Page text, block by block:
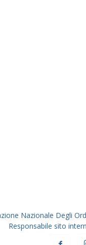
Nazionale Degli
Responsabile sito